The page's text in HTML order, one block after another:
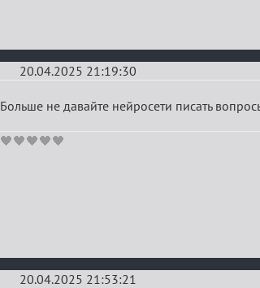
20.04.2025 21:19:30
Re:
штурм
Больше не давайте нейросети писать
🖤🖤🖤🖤🖤
20.04.2025 21:53:21